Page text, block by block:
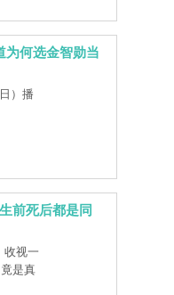
为何选金智勋当
）播
前死后都是同
收视一
是真